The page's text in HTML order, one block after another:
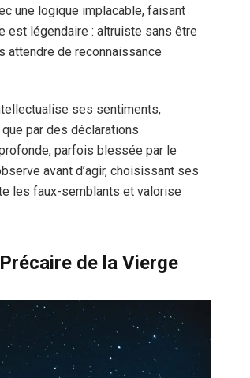
une logique implacable, faisant
est légendaire : altruiste sans être
attendre de reconnaissance
ses sentiments,
par des déclarations
parfois blessée par le
avant d’agir, choisissant ses
les faux-semblants et valorise
de la Vierge